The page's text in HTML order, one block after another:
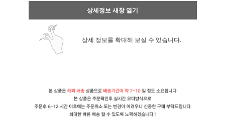
상세정보 새창 열기
상세 정보를 확대해 보실 수 있습니다.